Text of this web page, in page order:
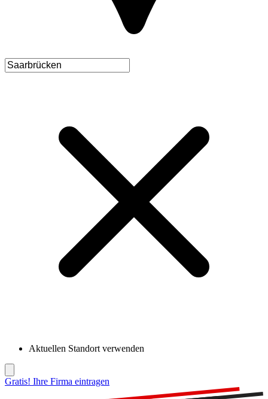
Aktuellen Standort verwenden
Gratis! Ihre Firma eintragen